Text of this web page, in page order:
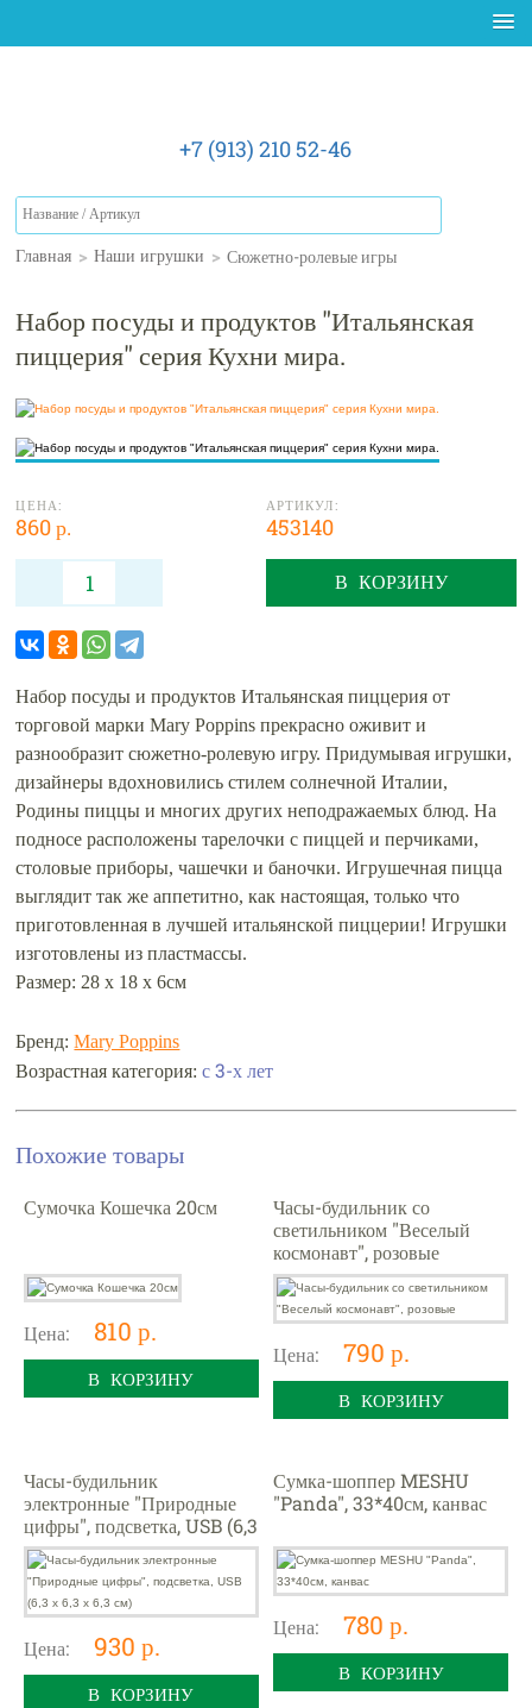
+7 (913) 210 52-46
Главная > Наши игрушки > Сюжетно-ролевые игры
Набор посуды и продуктов "Итальянская
пиццерия" серия Кухни мира.
ЦЕНА:
860 р.
АРТИКУЛ:
453140
В КОРЗИНУ
Набор посуды и продуктов Итальянская пиццерия от
торговой марки Mary Poppins прекрасно оживит и
разнообразит сюжетно-ролевую игру. Придумывая игрушки,
дизайнеры вдохновились стилем солнечной Италии,
Родины пиццы и многих других неподражаемых блюд. На
подносе расположены тарелочки с пиццей и перчиками,
столовые приборы, чашечки и баночки. Игрушечная пицца
выглядит так же аппетитно, как настоящая, только что
приготовленная в лучшей итальянской пиццерии! Игрушки
изготовлены из пластмассы.
Размер: 28 х 18 х 6см
Бренд:Mary Poppins
Возрастная категория:с 3-х лет
Похожие товары
Сумочка Кошечка 20см
Цена: 810 р.
В КОРЗИНУ
Часы-будильник со
светильником "Веселый
космонавт", розовые
Цена: 790 р.
В КОРЗИНУ
Часы-будильник
электронные "Природные
цифры", подсветка, USB (6,3
х 6,3 х 6,3 см)
Цена: 930 р.
В КОРЗИНУ
Сумка-шоппер MESHU
"Panda", 33*40см, канвас
Цена: 780 р.
В КОРЗИНУ